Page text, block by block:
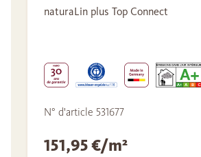
naturaLin plus Top Connect
N° d'article 531677
151,95 €/m²